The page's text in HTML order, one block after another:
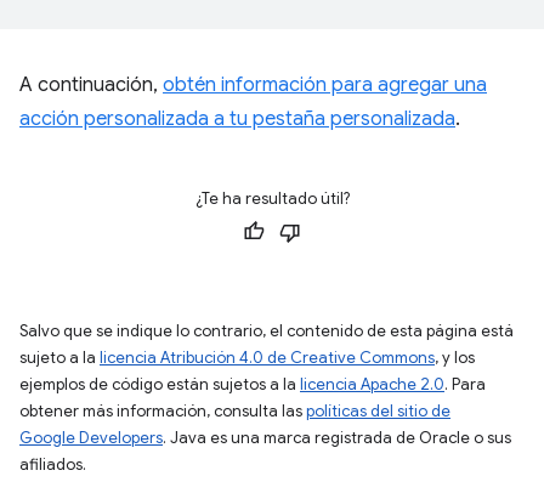
A continuación, obtén información para agregar una
acción personalizada a tu pestaña personalizada.
¿Te ha resultado útil?
Salvo que se indique lo contrario, el contenido de esta página está
sujeto a la licencia Atribución 4.0 de Creative Commons, y los
ejemplos de código están sujetos a la licencia Apache 2.0. Para
obtener más información, consulta laspolíticas del sitio de
Google Developers. Java es una marca registrada de Oracle o sus
afiliados.